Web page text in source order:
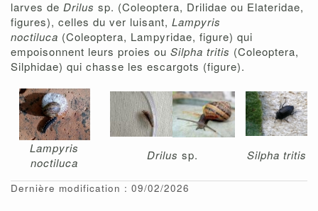
larves de Drilus sp. (Coleoptera, Drilidae ou Elateridae,
figures), celles du ver luisant, Lampyris
noctiluca (Coleoptera, Lampyridae, figure) qui
empoisonnent leurs proies ou Silpha tritis (Coleoptera,
Silphidae) qui chasse les escargots (figure).
Lampyris
noctiluca
Drilus sp. Silpha tritis
Dernière modification : 09/02/2026